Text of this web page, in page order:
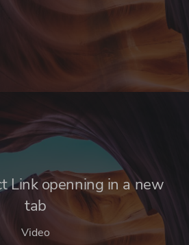
Link openning in a new
tab
Video